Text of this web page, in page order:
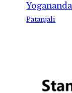
Yogananda
Patanjali